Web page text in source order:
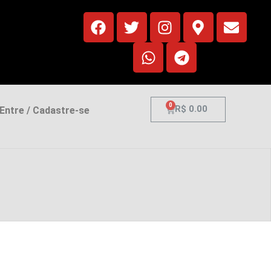
Entre / Cadastre-se R$ 0.00
0